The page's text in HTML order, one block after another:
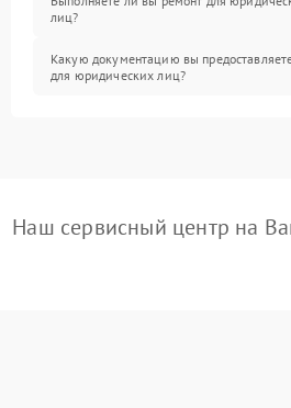
лиц?
Какую документацию вы
для юридических лиц?
Наш сервисный центр на